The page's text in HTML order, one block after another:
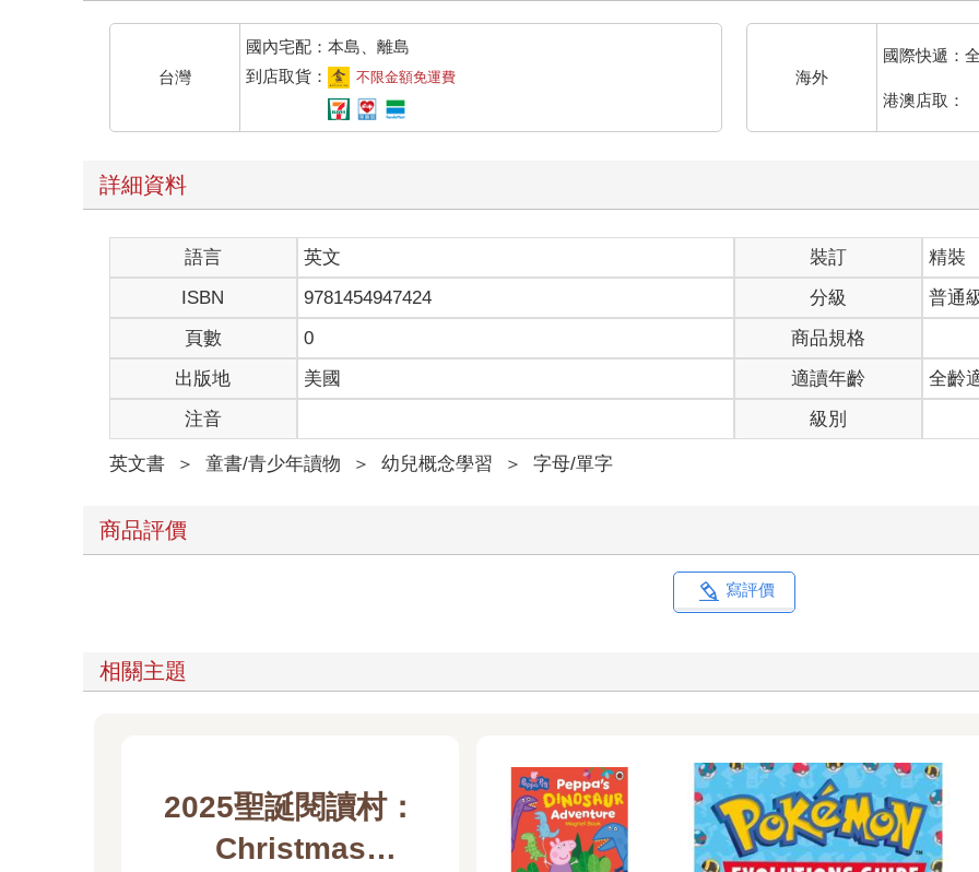
台灣
國內宅配：本島、離島
到店取貨：
不限金額免運費 海外
國際快遞：
港澳店取：
詳細資料
語言 英文 裝訂
精裝
ISBN
9781454947424 分級
普通
頁數
0
商品規格
出版地
美國 適讀年齡
全齡
注音
級別
英文書 ＞ 童書/青少年讀物 ＞ 幼兒概念學習 ＞ 字母/單字
商品評價
寫評價
相關主題
2025聖誕閱讀村：
Christmas